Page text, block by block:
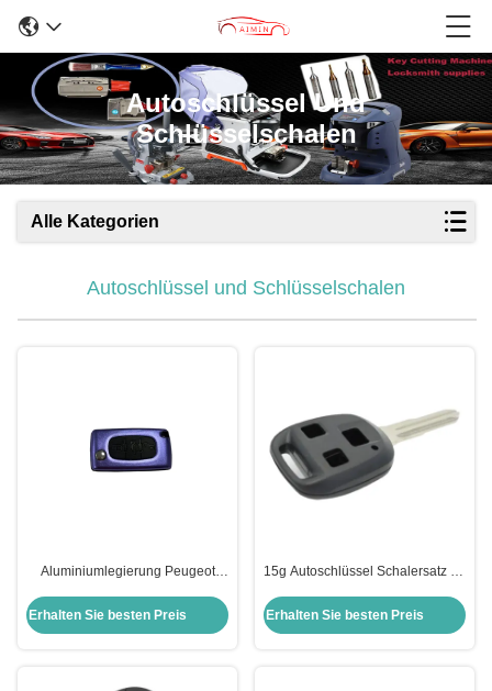
Autoschlüssel Und
Schlüsselschalen
Alle Kategorien
Autoschlüssel und Schlüsselschalen
Aluminiumlegierung Peugeot
Purple Ersatz
Erhalten Sie besten Preis
15g Autoschlüssel Schalersatz für
Langlebig
Erhalten Sie besten Preis